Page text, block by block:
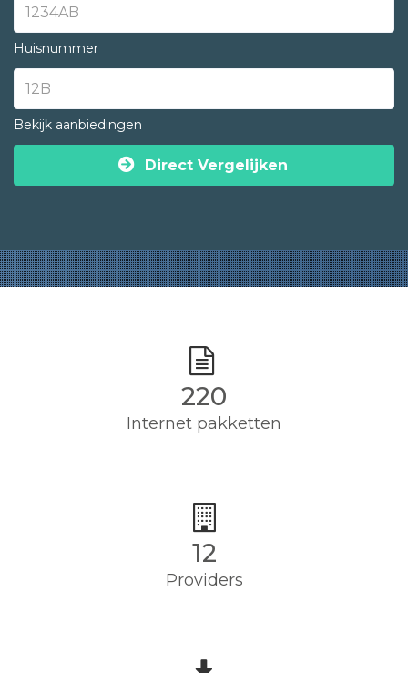
Huisnummer
Bekijk aanbiedingen
Direct Vergelijken
220
Internet pakketten
12
Providers